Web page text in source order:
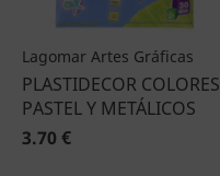
Lagomar Artes Gráficas
PLASTIDECOR COLORES
PASTEL Y METÁLICOS
3.70 €